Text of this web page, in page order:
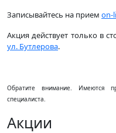
Записывайтесь на прием on-
Акция действует только в
ул. Бутлерова.
Обратите внимание. Имеются
специалиста.
Акции